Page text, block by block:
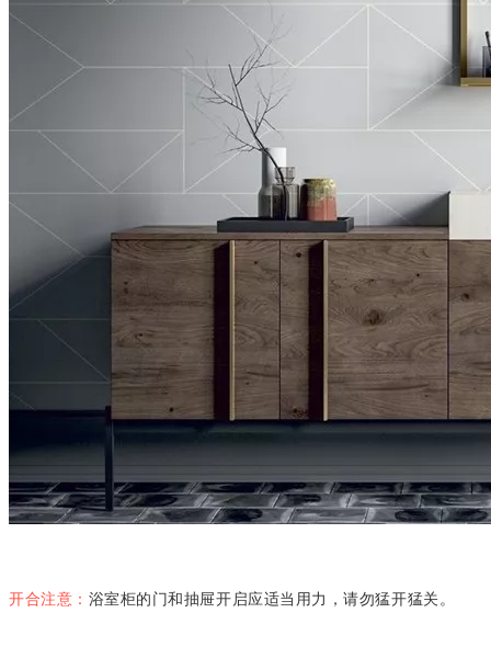
开合注意： 浴室柜的门和抽屉开启应适当用力，请勿猛开猛关。